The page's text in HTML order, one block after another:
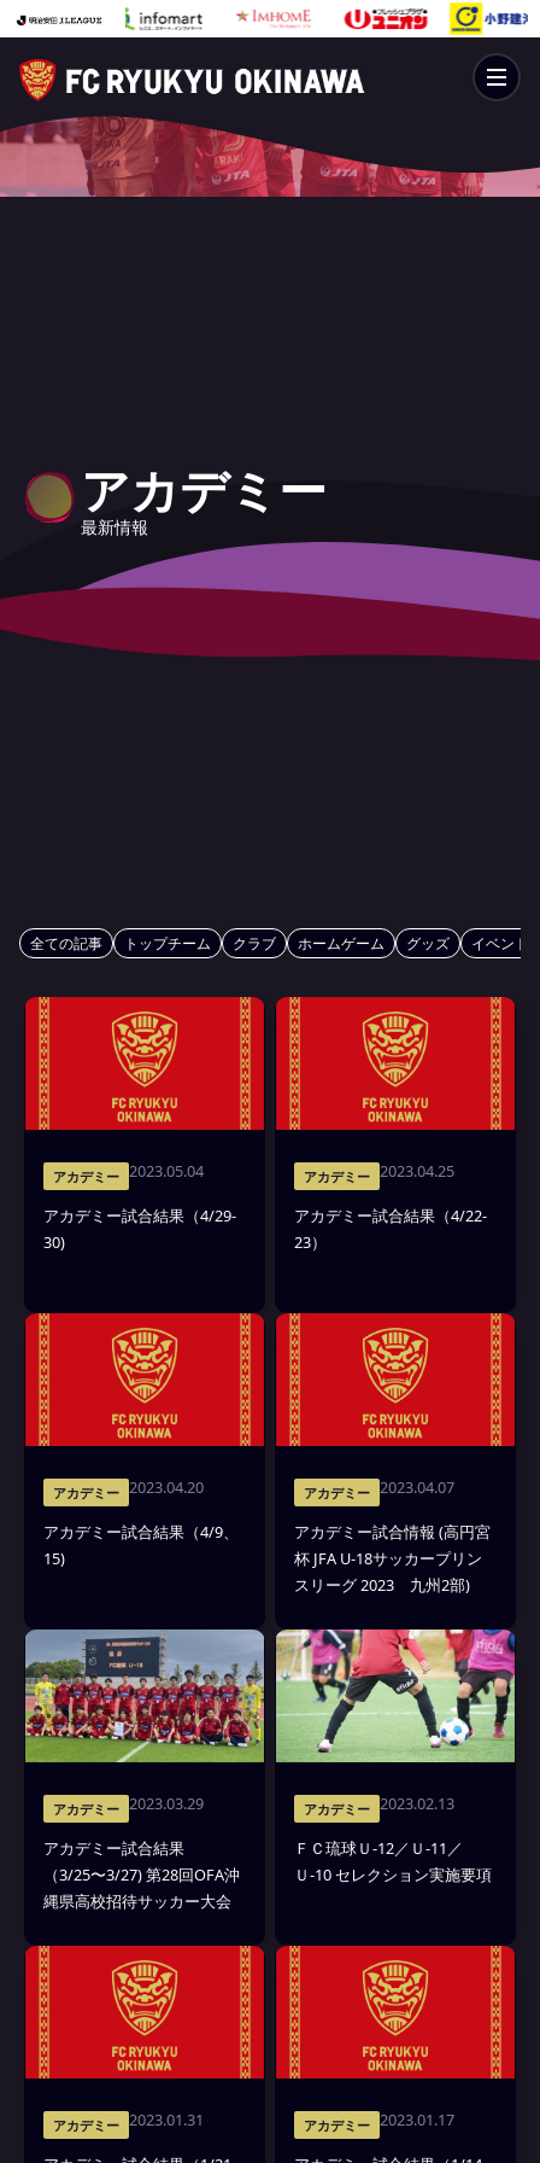
アカデミー
最新情報
全ての記事 トップチーム クラブ ホームゲーム グッズ イベント
アカデミー 2023.05.04
アカデミー試合結果（4/29-
30)
アカデミー 2023.04.25
アカデミー試合結果（4/22-
23）
アカデミー 2023.04.20
アカデミー試合結果（4/9、
15)
アカデミー 2023.04.07
アカデミー試合情報 (高円宮
杯 JFA U-18サッカープリン
スリーグ 2023 九州2部)
アカデミー 2023.03.29
アカデミー試合結果
（3/25〜3/27) 第28回OFA沖
縄県高校招待サッカー大会
アカデミー 2023.02.13
ＦＣ琉球Ｕ-12／Ｕ-11／
Ｕ-10 セレクション実施要項
アカデミー 2023.01.31 アカデミー 2023.01.17